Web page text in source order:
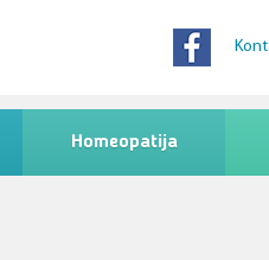
Homeopatija